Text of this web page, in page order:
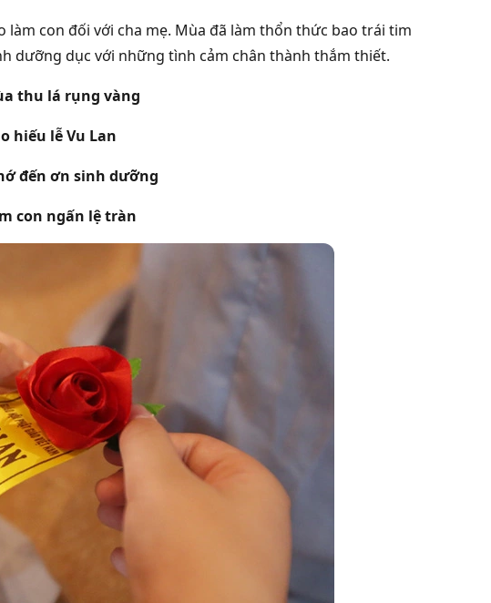
làm con đối với cha mẹ. Mùa đã làm thổn thức bao trái tim
dưỡng dục với những tình cảm chân thành thắm thiết.
thu lá rụng vàng
hiếu lễ Vu Lan
đến ơn sinh dưỡng
con ngấn lệ tràn